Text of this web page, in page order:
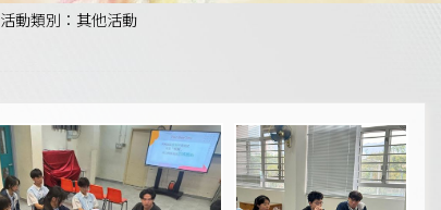
活動類別：其他活動